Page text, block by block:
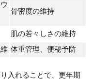
骨密度の維持
肌の若々しさの維持
維 体重管理、便秘予防
入れることで、更年期